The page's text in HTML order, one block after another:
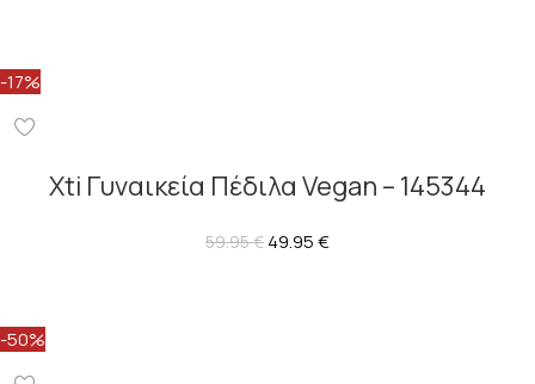
-17%
Xti Γυναικεία Πέδιλα Vegan – 145344
59.95€ 49.95€
-50%